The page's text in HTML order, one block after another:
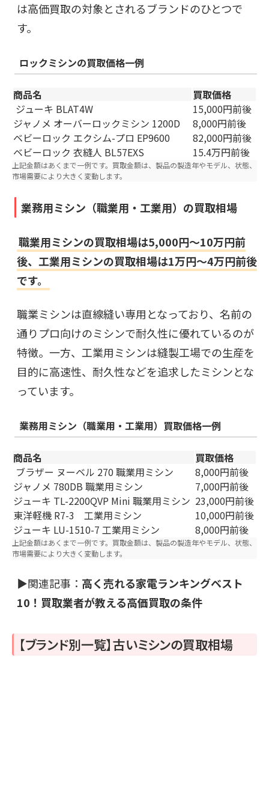
は高価買取の対象とされるブランドのひとつで
す。
ロックミシンの買取価格一例
商品名
買取価格
ジューキ BLAT4W
15,000円前後
ジャノメ オーバーロックミシン 1200D
8,000円前後
ベビーロック エクシム-プロ EP9600
82,000円前後
ベビーロック 衣縫人 BL57EXS
15.4万円前後
上記金額はあくまで一例です。買取金額は、製品の製造年やモデル、状態、
市場需要により大きく変動します。
業務用ミシン（職業用・工業用）の買取相場
職業用ミシンの買取相場は5,000円～10万円前
後、工業用ミシンの買取相場は1万円～4万円前後
です。
職業ミシンは直線縫い専用となっており、名前の
通りプロ向けのミシンで耐久性に優れているのが
特徴。一方、工業用ミシンは縫製工場での生産を
目的に高速性、耐久性などを追求したミシンとな
っています。
業務用ミシン（職業用・工業用） 買取価格一例
商品名
買取価格
ブラザー ヌーベル 270 職業用ミシン
8,000円前後
ジャノメ 780DB 職業用ミシン
7,000円前後
ジューキ TL-2200QVP Mini 職業用ミシン 23,000円前後
東洋軽機 R7-3 工業用ミシン
10,000円前後
ジューキ LU-1510-7 工業用ミシン
8,000円前後
上記金額はあくまで一例です。買取金額は、製品の製造年やモデル、状態、
市場需要により大きく変動します。
▶関連記事： 高く売れる家電ランキングベスト
10！買取業者が教える高価買取の条件
【ブランド別一覧】古いミシンの買取相場